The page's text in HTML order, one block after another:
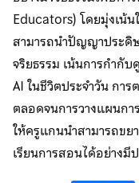
Educators) โดยมุ่งเน้
สามารถนำปัญญาประดิ
จริยธรรม เน้นการกำกับ
AI ในชีวิตประจำวัน กา
ตลอดจนการวางแผนกา
ให้ครูแกนนำสามารถขย
เรียนการสอนได้อย่าง